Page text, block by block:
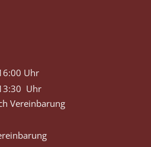
Uhr
Uhr
Vereinbarung